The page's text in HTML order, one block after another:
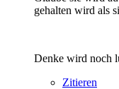
gehalten wird als
Denke wird noch
Zitieren